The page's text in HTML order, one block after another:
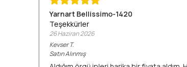
Yarnart Bellissimo-1420
Teşekkürler
26 Haziran 2026
Kevser T.
Satın Alınmış